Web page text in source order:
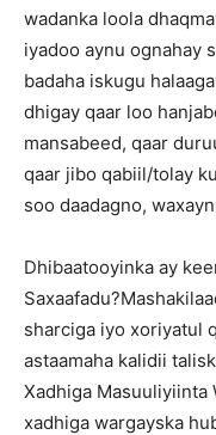
wadanka loola
iyadoo aynu ognahay
badaha iskugu
dhigay qaar loo
mansabeed, qaar
qaar jibo qabiil/tolay
soo daadagno,
Dhibaatooyinka ay
sharciga iyo xoriyatul
astaamaha kalidii
Xadhiga Masuuliyiinta
xadhiga wargayska